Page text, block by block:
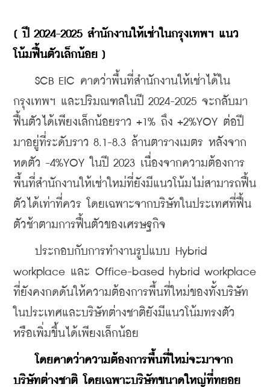
[ ปี 2024-2025 สำนักงานให้เช่าในกรุงเทพฯ แนว
โน้มฟื้นตัวเล็กน้อย ]
SCB EIC คาดว่าพื้นที่สำนักงานให้เช่าได้ใน
กรุงเทพฯ และปริมณฑลในปี 2024-2025 จะกลับมา
ฟื้นตัวได้เพียงเล็กน้อยราว +1% ถึง +2%YOY ต่อปี
มาอยู่ที่ระดับราว 8.1-8.3 ล้านตารางเมตร หลังจาก
หดตัว -4%YOY ในปี 2023 เนื่องจากความต้องการ
พื้นที่สำนักงานให้เช่าใหม่ที่ยังมีแนวโน้มไม่สามารถฟื้น
ตัวได้เท่าที่ควร โดยเฉพาะจากบริษัทในประเทศที่ฟื้น
ตัวช้าตามการฟื้นตัวของเศรษฐกิจ
ประกอบกับการทำงานรูปแบบ Hybrid
workplace และ Office-based hybrid workplace
ที่ยังคงกดดันให้ความต้องการพื้นที่ใหม่ของทั้งบริษัท
ในประเทศและบริษัทต่างชาติยังมีแนวโน้มทรงตัว
หรือเพิ่มขึ้นได้เพียงเล็กน้อย
โดยคาดว่าความต้องการพื้นที่ใหม่จะมาจาก
บริษัทต่างชาติ โดยเฉพาะบริษัทขนาดใหญ่ที่ทยอย